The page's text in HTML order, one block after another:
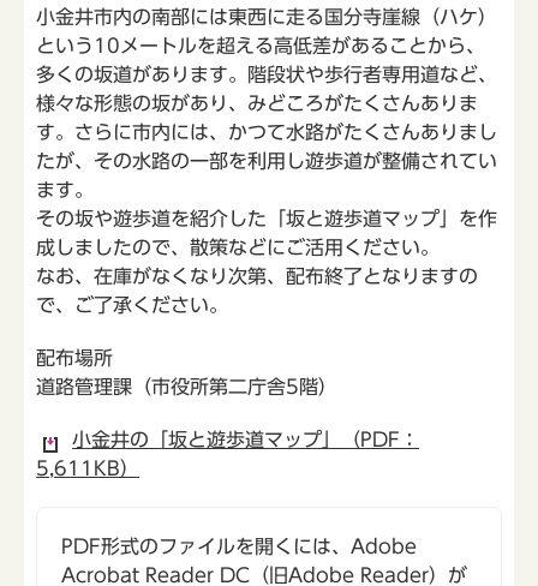
小金井市内の南部には東西に走る国分寺崖線（ハケ）
という10メートルを超える高低差があることから、
多くの坂道があります。階段状や歩行者専用道など、
様々な形態の坂があり、みどころがたくさんありま
す。さらに市内には、かつて水路がたくさんありまし
たが、その水路の一部を利用し遊歩道が整備されてい
ます。
その坂や遊歩道を紹介した「坂と遊歩道マップ」を作
成しましたので、散策などにご活用ください。
なお、在庫がなくなり次第、配布終了となりますの
で、ご了承ください。
配布場所
道路管理課（市役所第二庁舎5階）
小金井の「坂と遊歩道マップ」（PDF：
5,611KB）
PDF形式のファイルを開くには、Adobe
Acrobat Reader DC（旧Adobe Reader）が